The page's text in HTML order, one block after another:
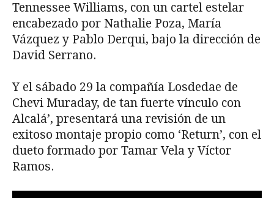
Tennessee Williams, con un cartel estelar
encabezado por Nathalie Poza, María
Vázquez y Pablo Derqui, bajo la dirección de
David Serrano.
Y el sábado 29 la compañía Losdedae de
Chevi Muraday, de tan fuerte vínculo con
Alcalá’, presentará una revisión de un
exitoso montaje propio como ‘Return’, con el
dueto formado por Tamar Vela y Víctor
Ramos.